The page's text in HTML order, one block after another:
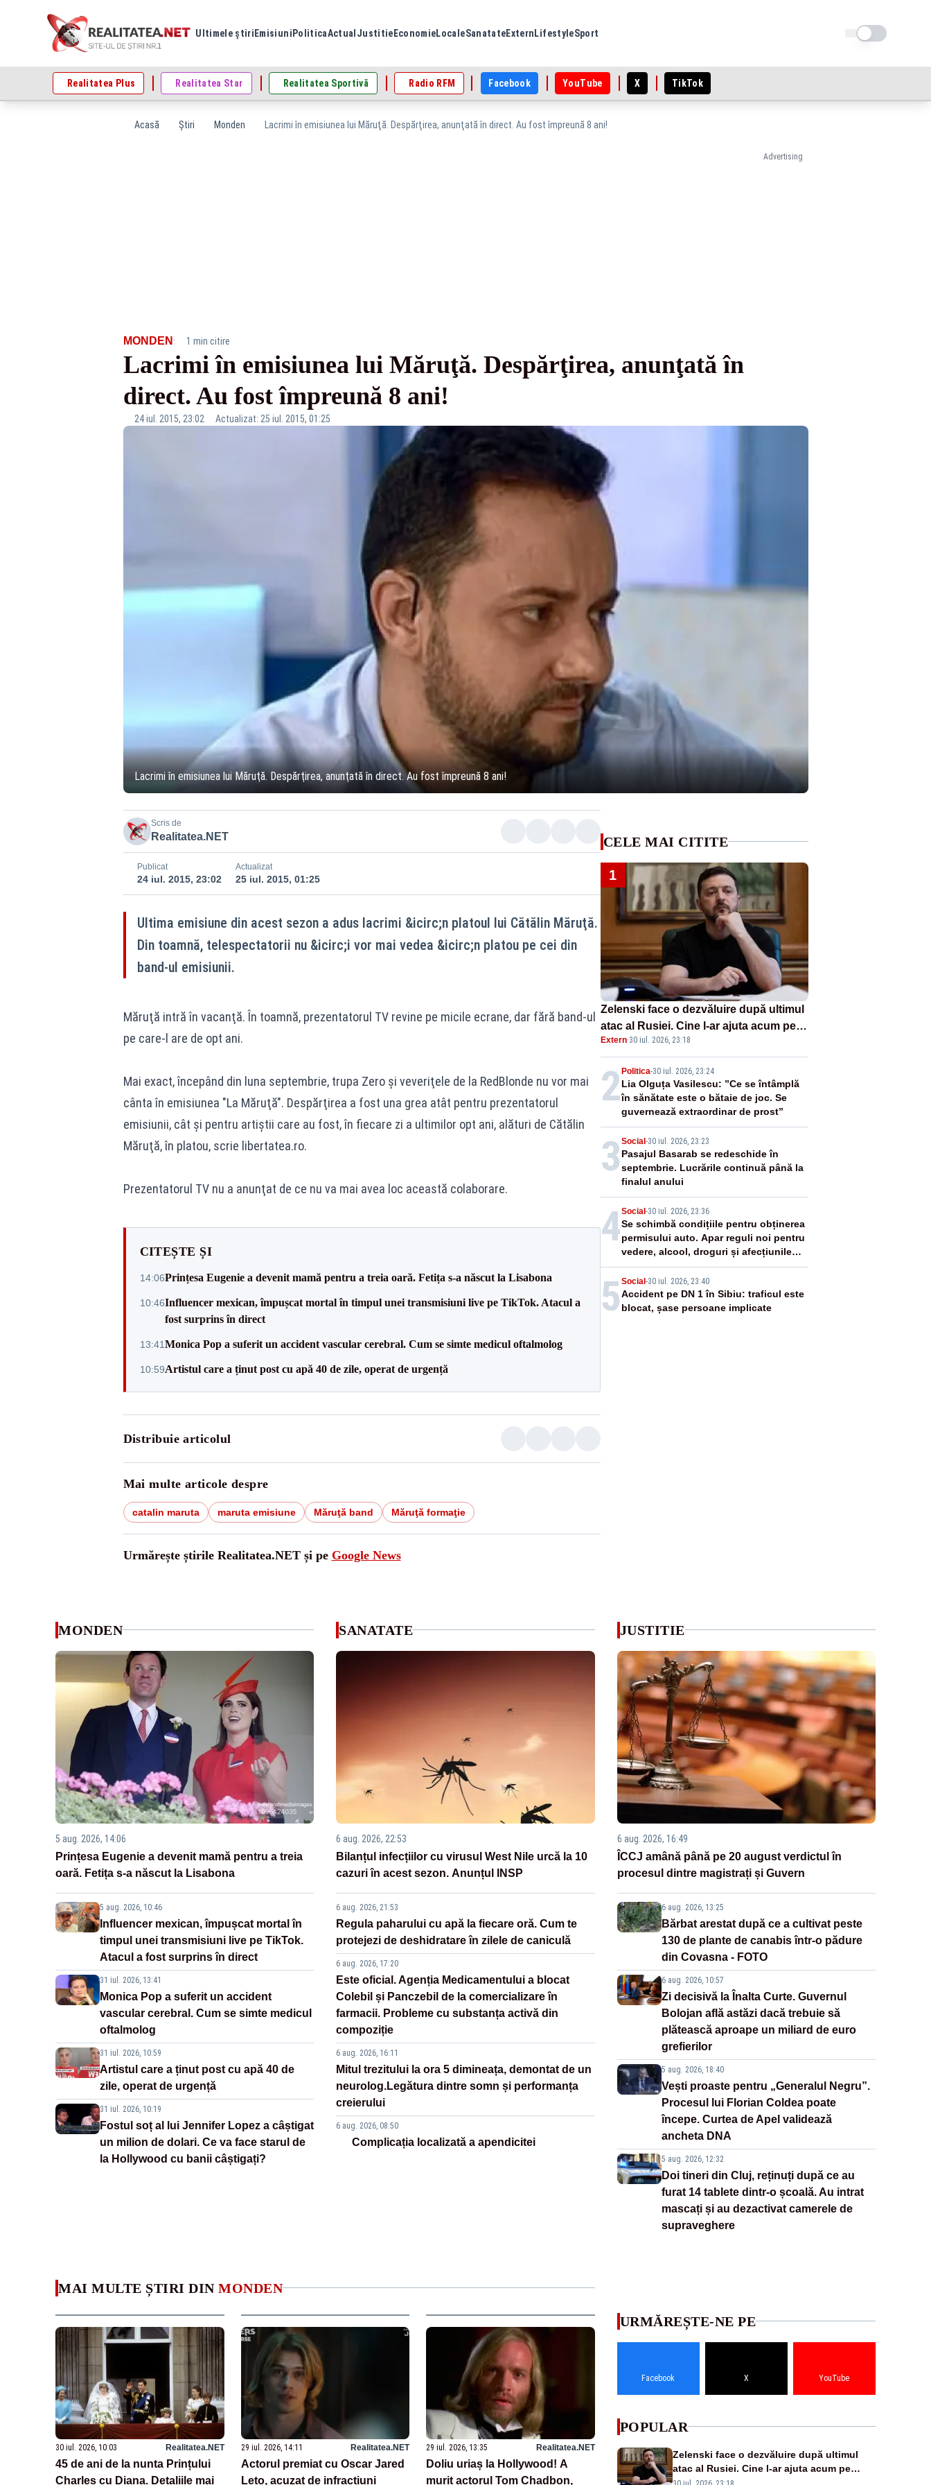
Ultimele știri Emisiuni PoliticaActual Justitie EconomieLocaleSanatateExtern LifestyleSport Schimba tema
Realitatea Plus Realitatea Star Realitatea Sportivă Radio RFM Facebook YouTube X TikTok
Acasă Știri Monden Lacrimi în emisiunea lui Măruţă. Despărţirea, anunţată în direct. Au fost împreună 8 ani!
Advertising
MONDEN · 1 min citire
Lacrimi în emisiunea lui Măruţă. Despărţirea, anunţată în
direct. Au fost împreună 8 ani!
24 iul. 2015, 23:02 Actualizat: 25 iul. 2015, 01:25
Lacrimi în emisiunea lui Măruţă. Despărţirea, anunţată în direct. Au fost împreună 8 ani!
Scris de
Realitatea.NET
Publicat
24 iul. 2015, 23:02
Actualizat
25 iul. 2015, 01:25
Ultima emisiune din acest sezon a adus lacrimi &icirc;n platoul lui Cătălin Măruţă.
Din toamnă, telespectatorii nu &icirc;i vor mai vedea &icirc;n platou pe cei din
band-ul emisiunii.
Măruţă intră în vacanţă. În toamnă, prezentatorul TV revine pe micile ecrane, dar fără band-ul
pe care-l are de opt ani.
Mai exact, începând din luna septembrie, trupa Zero şi veveriţele de la RedBlonde nu vor mai
cânta în emisiunea "La Măruţă". Despărţirea a fost una grea atât pentru prezentatorul
emisiunii, cât şi pentru artiştii care au fost, în fiecare zi a ultimilor opt ani, alături de Cătălin
Măruţă, în platou, scrie libertatea.ro.
Prezentatorul TV nu a anunţat de ce nu va mai avea loc această colaborare.
CITEȘTE ȘI
14:06Prințesa Eugenie a devenit mamă pentru a treia oară. Fetița s-a născut la Lisabona
10:46Influencer mexican, împușcat mortal în timpul unei transmisiuni live pe TikTok. Atacul a
fost surprins în direct
13:41Monica Pop a suferit un accident vascular cerebral. Cum se simte medicul oftalmolog
10:59Artistul care a ținut post cu apă 40 de zile, operat de urgență
Distribuie articolul
Mai multe articole despre
catalin maruta maruta emisiune Măruţă band Măruţă formaţie
Urmărește știrile Realitatea.NET și pe Google News
CELE MAI CITITE
1
Zelenski face o dezvăluire după ultimul
atac al Rusiei. Cine l-ar ajuta acum pe
Putin cu arme
Extern·30 iul. 2026, 23:18
2Politica-30 iul. 2026, 23:24
Lia Olguța Vasilescu: ”Ce se întâmplă
în sănătate este o bătaie de joc. Se
guvernează extraordinar de prost”
3 Social-30 iul. 2026, 23:23
Pasajul Basarab se redeschide în
septembrie. Lucrările continuă până la
finalul anului
4Social-30 iul. 2026, 23:36
Se schimbă condițiile pentru obținerea
permisului auto. Apar reguli noi pentru
vedere, alcool, droguri și afecțiunile
medicale
5 Social-30 iul. 2026, 23:40
Accident pe DN 1 în Sibiu: traficul este
blocat, șase persoane implicate
MONDEN
5 aug. 2026, 14:06
Prințesa Eugenie a devenit mamă pentru a treia
oară. Fetița s-a născut la Lisabona
5 aug. 2026, 10:46
Influencer mexican, împușcat mortal în
timpul unei transmisiuni live pe TikTok.
Atacul a fost surprins în direct
31 iul. 2026, 13:41
Monica Pop a suferit un accident
vascular cerebral. Cum se simte medicul
oftalmolog
31 iul. 2026, 10:59
Artistul care a ținut post cu apă 40 de
zile, operat de urgență
31 iul. 2026, 10:19
Fostul soț al lui Jennifer Lopez a câștigat
un milion de dolari. Ce va face starul de
la Hollywood cu banii câștigați?
SANATATE
6 aug. 2026, 22:53
Bilanțul infecțiilor cu virusul West Nile urcă la 10
cazuri în acest sezon. Anunțul INSP
6 aug. 2026, 21:53
Regula paharului cu apă la fiecare oră. Cum te
protejezi de deshidratare în zilele de caniculă
6 aug. 2026, 17:20
Este oficial. Agenția Medicamentului a blocat
Colebil și Panczebil de la comercializare în
farmacii. Probleme cu substanța activă din
compoziție
6 aug. 2026, 16:11
Mitul trezitului la ora 5 dimineața, demontat de un
neurolog.Legătura dintre somn și performanța
creierului
6 aug. 2026, 08:50
Complicația localizată a apendicitei
JUSTITIE
6 aug. 2026, 16:49
ÎCCJ amână până pe 20 august verdictul în
procesul dintre magistrați și Guvern
6 aug. 2026, 13:25
Bărbat arestat după ce a cultivat peste
130 de plante de canabis într-o pădure
din Covasna - FOTO
6 aug. 2026, 10:57
Zi decisivă la Înalta Curte. Guvernul
Bolojan află astăzi dacă trebuie să
plătească aproape un miliard de euro
grefierilor
5 aug. 2026, 18:40
Vești proaste pentru „Generalul Negru”.
Procesul lui Florian Coldea poate
începe. Curtea de Apel validează
ancheta DNA
5 aug. 2026, 12:32
Doi tineri din Cluj, reținuți după ce au
furat 14 tablete dintr-o școală. Au intrat
mascați și au dezactivat camerele de
supraveghere
MAI MULTE ȘTIRI DIN MONDEN
30 iul. 2026, 10:03 Realitatea.NET
45 de ani de la nunta Prințului
Charles cu Diana. Detaliile mai
29 iul. 2026, 14:11 Realitatea.NET
Actorul premiat cu Oscar Jared
Leto, acuzat de infracțiuni
29 iul. 2026, 13:35 Realitatea.NET
Doliu uriaș la Hollywood! A
murit actorul Tom Chadbon,
URMĂREȘTE-NE PE
Facebook X YouTube
POPULAR
Zelenski face o dezvăluire după ultimul
atac al Rusiei. Cine l-ar ajuta acum pe
Putin cu arme